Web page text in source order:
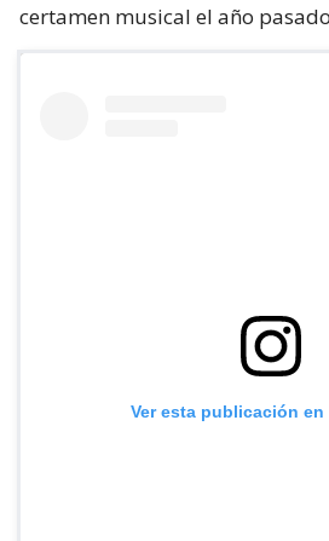
certamen musical el año
Ver esta publicación en